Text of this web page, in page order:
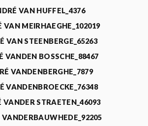
VAN HUFFEL_4376
VAN MEIRHAEGHE_102019
VAN STEENBERGE_65263
VANDEN BOSSCHE_88467
VANDENBERGHE_7879
VANDENBROECKE_76348
VANDER STRAETEN_46093
VANDERBAUWHEDE_92205